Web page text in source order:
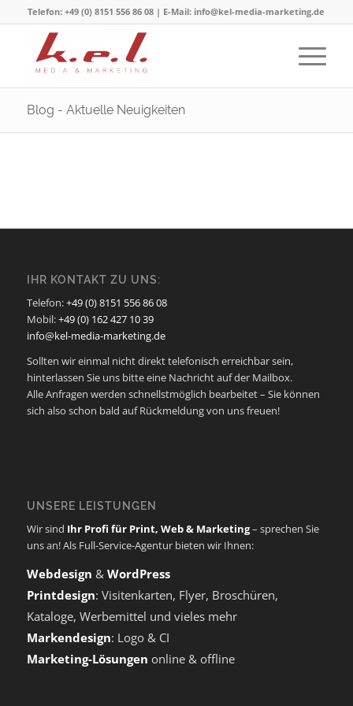
Telefon: +49 (0) 8151 556 86 08 | E-Mail: info@kel-media-marketing.de
Blog - Aktuelle Neuigkeiten
IHR KONTAKT ZU UNS:
Telefon:+49 (0) 8151 556 86 08
Mobil:+49 (0) 162 427 10 39
info@kel-media-marketing.de
Sollten wir einmal nicht direkt telefonisch erreichbar sein,
hinterlassen Sie uns bitte eine Nachricht auf der Mailbox.
Alle Anfragen werden schnellstmöglich bearbeitet – Sie können
sich also schon bald auf Rückmeldung von uns freuen!
UNSERE LEISTUNGEN
Wir sind Ihr Profi für Print, Web & Marketing– sprechen Sie
uns an! Als Full-Service-Agentur bieten wir Ihnen:
Webdesign & WordPress
Printdesign: Visitenkarten, Flyer, Broschüren,
Kataloge, Werbemittel und vieles mehr
Markendesign: Logo & CI
Marketing-Lösungen online & offline